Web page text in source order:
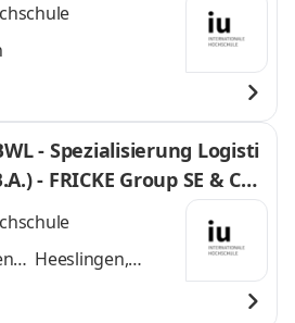
- Spezialisierung Logisti
- FRICKE Group SE & Co.
Heeslingen,